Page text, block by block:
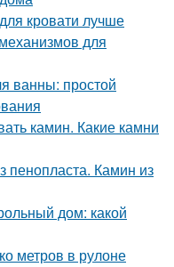
кровати лучше
для
ванны: простой
камин. Какие камни
пенопласта. Камин из
дом: какой
метров в рулоне